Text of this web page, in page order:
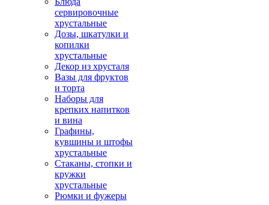
сервировочные
хрустальные
Дозы, шкатулки и
копилки
хрустальные
Декор из хрусталя
Вазы для фруктов
и торта
Наборы для
крепких напитков
и вина
Графины,
кувшины и штофы
хрустальные
Стаканы, стопки и
кружки
хрустальные
Рюмки и фужеры